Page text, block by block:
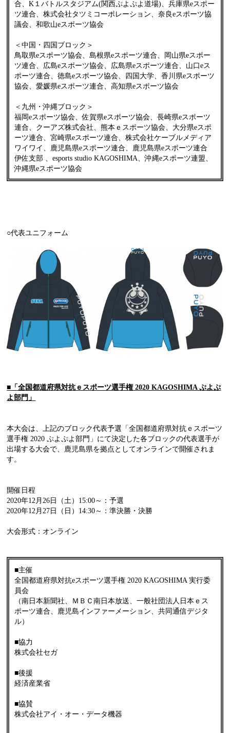
合、K１バトルスタジアム(関西ぷよぷよ道場)、兵庫県eスポー
ツ連合、株式会社タツミコーポレーション、奈良eスポーツ協
議会、和歌山eスポーツ協会
＜中国・四国ブロック＞
鳥取県eスポーツ協会、島根県eスポーツ連合、岡山県eスポー
ツ連合、広島eスポーツ協会、広島県eスポーツ連合、山口eス
ポーツ連合、徳島eスポーツ協会、四国大学、香川県eスポーツ
協会、愛媛県eスポーツ連合、高知県eスポーツ協会
＜九州・沖縄ブロック＞
福岡eスポーツ協会、佐賀県eスポーツ協会、長崎県eスポーツ
連合、クーアズ株式会社、熊本ｅスポーツ協会、大分県eスポ
ーツ連合、宮崎県eスポーツ連合、株式会社ケーブルメディア
ワイワイ、鹿児島県eスポーツ連合、鹿児島県eスポーツ連合
伊佐支部 、esports studio KAGOSHIMA、沖縄eスポーツ連盟、
沖縄県eスポーツ協会
○代表ユニフォーム
■ 「全国都道府県対抗ｅスポーツ選手権2020 KAGOSHIMAぷよぷ
よ部門」
本大会は、上記のブロック代表予選「全国都道府県対抗ｅスポーツ
選手権 2020 ぷよぷよ部門」にて決定した各ブロックの代表選手が
出場する大会で、鹿児島県を拠点としてオンラインで開催されま
す。
開催日程
2020年12月26日（土）15:00～：予選
2020年12月27日（日）14:30～：準決勝・決勝
大会形式：オンライン
■主催
全国都道府県対抗eスポーツ選手権 2020 KAGOSHIMA 実行委
員会
（南日本新聞社、ＭＢＣ南日本放送、一般社団法人日本ｅス
ポーツ連合、鹿児島インファーメーション、共同通信デジタ
ル）
■協力
株式会社セガ
■後援
経済産業省
■協賛
株式会社アイ・オー・データ機器